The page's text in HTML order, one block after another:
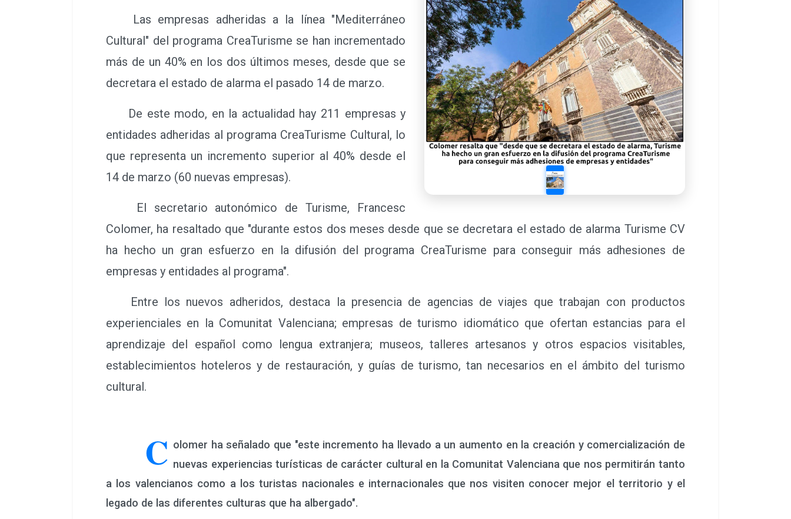
Las empresas adheridas a la línea "Mediterráneo
Cultural" del programa CreaTurisme se han incrementado
más de un 40% en los dos últimos meses, desde que se
decretara el estado de alarma el pasado 14 de marzo.
De este modo, en la actualidad hay 211 empresas y
entidades adheridas al programa CreaTurisme Cultural, lo
que representa un incremento superior al 40% desde el
14 de marzo (60 nuevas empresas).
El secretario autonómico de Turisme, Francesc
Colomer, ha resaltado que "durante estos dos meses desde que se decretara el estado de alarma Turisme CV
ha hecho un gran esfuerzo en la difusión del programa CreaTurisme para conseguir más adhesiones de
empresas y entidades al programa".
Entre los nuevos adheridos, destaca la presencia de agencias de viajes que trabajan con productos
experienciales en la Comunitat Valenciana; empresas de turismo idiomático que ofertan estancias para el
aprendizaje del español como lengua extranjera; museos, talleres artesanos y otros espacios visitables,
establecimientos hoteleros y de restauración, y guías de turismo, tan necesarios en el ámbito del turismo
cultural.
C olomer ha señalado que "este incremento ha llevado a un aumento en la creación y comercialización de
nuevas experiencias turísticas de carácter cultural en la Comunitat Valenciana que nos permitirán tanto
a los valencianos como a los turistas nacionales e internacionales que nos visiten conocer mejor el territorio y el
legado de las diferentes culturas que ha albergado".